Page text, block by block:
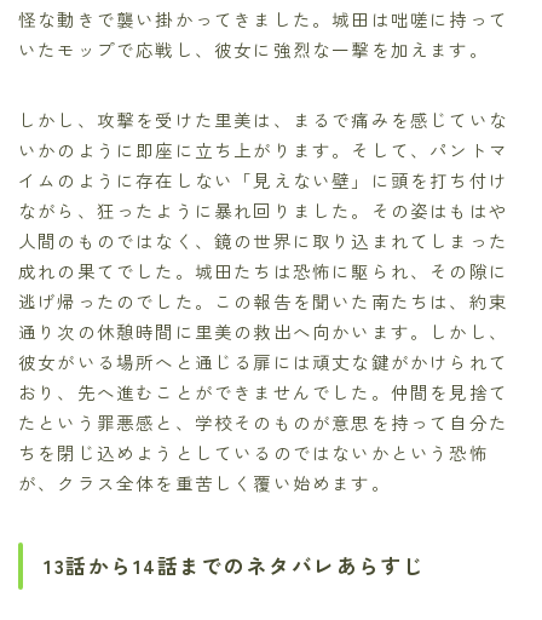
怪な動きで襲い掛かってきました。城田は咄嗟に持って
いたモップで応戦し、彼女に強烈な一撃を加えます。
しかし、攻撃を受けた里美は、まるで痛みを感じていな
いかのように即座に立ち上がります。そして、パントマ
イムのように存在しない「見えない壁」に頭を打ち付け
ながら、狂ったように暴れ回りました。その姿はもはや
人間のものではなく、鏡の世界に取り込まれてしまった
成れの果てでした。城田たちは恐怖に駆られ、その隙に
逃げ帰ったのでした。この報告を聞いた南たちは、約束
通り次の休憩時間に里美の救出へ向かいます。しかし、
彼女がいる場所へと通じる扉には頑丈な鍵がかけられて
おり、先へ進むことができませんでした。仲間を見捨て
たという罪悪感と、学校そのものが意思を持って自分た
ちを閉じ込めようとしているのではないかという恐怖
が、クラス全体を重苦しく覆い始めます。
13話から14話までのネタバレあらすじ